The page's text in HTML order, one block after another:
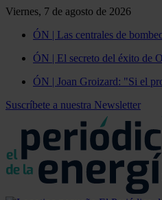
Viernes, 7 de agosto de 2026
ÓN | Las centrales de
ÓN | El secreto del éxito de
ÓN | Joan Groizard: "Si el
Suscríbete a nuestra Newsletter